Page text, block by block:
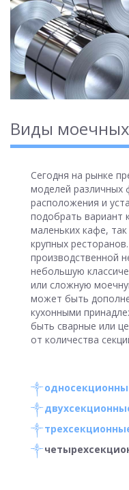
Виды
Сегодня на рынке
моделей различных
расположения и
подобрать вариант
маленьких кафе,
крупных
производственной
небольшую
или сложную
может быть
кухонными
быть сварные или
от количества